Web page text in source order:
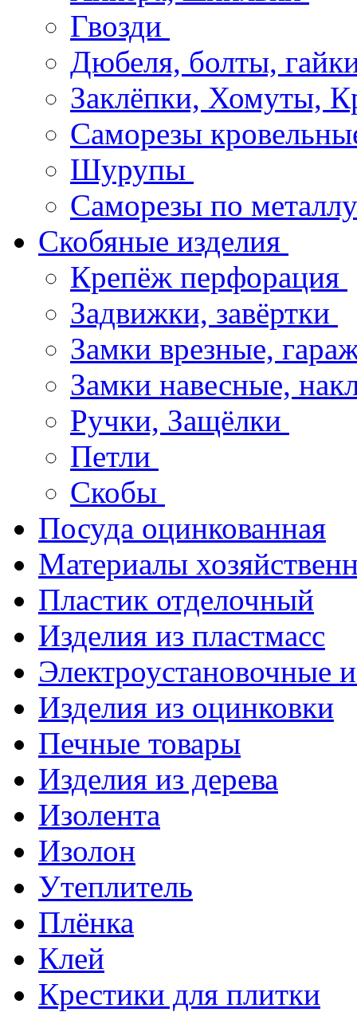
Гвозди
Дюбеля, болты,
Заклёпки, Хомуты,
Саморезы
Шурупы
Саморезы по
Скобяные изделия
Крепёж перфорация
Задвижки, завёртки
Замки врезные,
Замки навесные,
Ручки, Защёлки
Петли
Скобы
Посуда оцинкованная
Материалы
Пластик отделочный
Изделия из пластмасс
Электроустановочные
Изделия из оцинковки
Печные товары
Изделия из дерева
Изолента
Изолон
Утеплитель
Плёнка
Клей
Крестики для плитки